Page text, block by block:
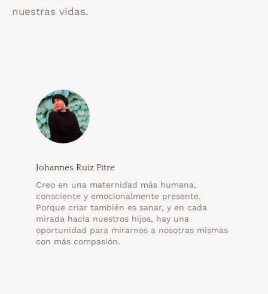
nuestras vidas.
Johannes Ruiz Pitre
Creo en una maternidad más humana,
consciente y emocionalmente presente.
Porque criar también es sanar, y en cada
mirada hacia nuestros hijos, hay una
oportunidad para mirarnos a nosotras mismas
con más compasión.